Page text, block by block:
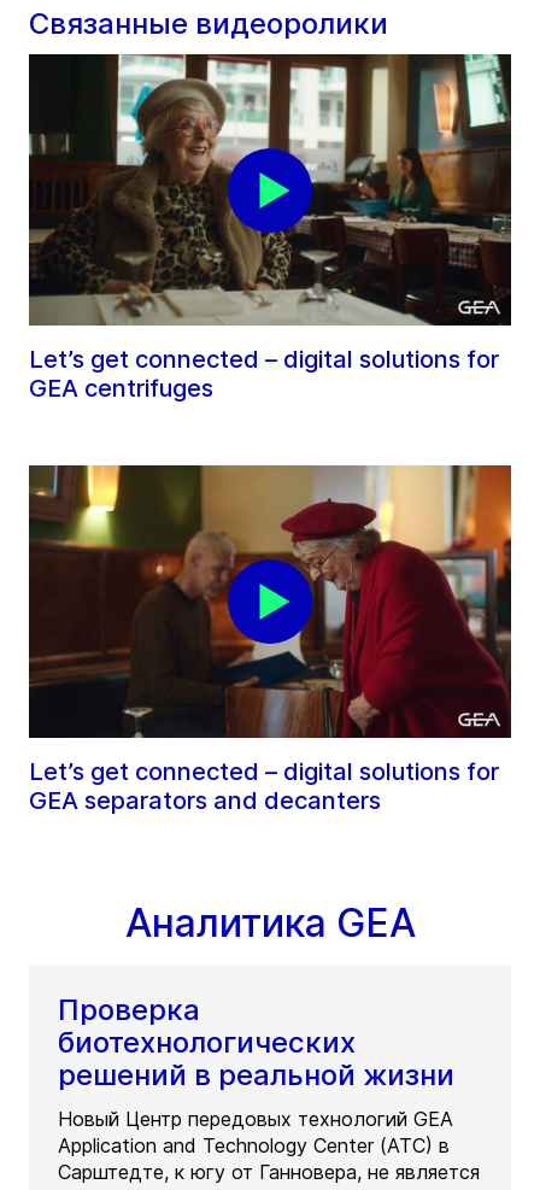
Связанные видеоролики
Let’s get connected – digital solutions for
GEA centrifuges
Let’s get connected – digital solutions for
GEA separators and decanters
Аналитика GEA
Проверка
биотехнологических
решений в реальной жизни
Новый Центр передовых технологий GEA
Application and Technology Center (ATC) в
Сарштедте, к югу от Ганновера, не является